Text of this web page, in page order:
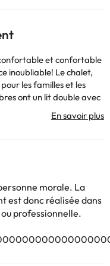
et confortable
inoubliable! Le chalet,
les familles et les
ont un lit double avec
une avec salle de
à remous. Toutes
et de chaises pour 6
un canapé et un grand
sur Internet
La cuisine
avoir besoin pour
(avec la maison)
surélevée de 3 x 3
après la plage. Vous
morale. La
est donc réalisée dans
professionnelle.